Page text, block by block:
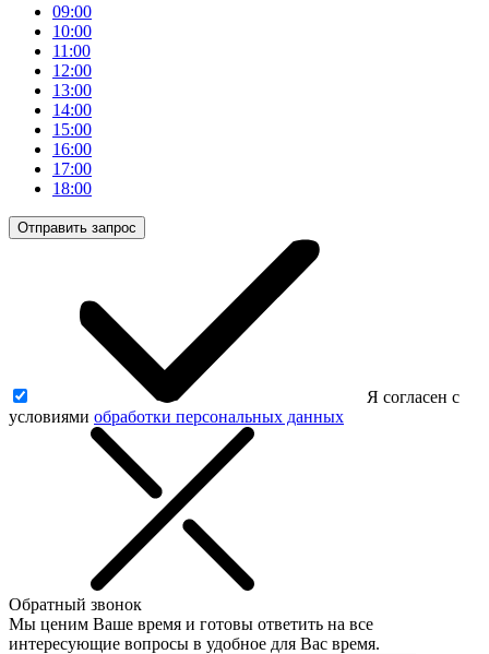
09:00
10:00
11:00
12:00
13:00
14:00
15:00
16:00
17:00
18:00
Отправить запрос
Я согласен с
условиями обработки персональных данных
Обратный звонок
Мы ценим Ваше время и готовы ответить на все
интересующие вопросы в удобное для Вас время.